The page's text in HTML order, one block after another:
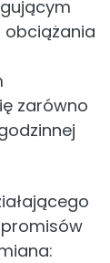
obciążania
zarówno